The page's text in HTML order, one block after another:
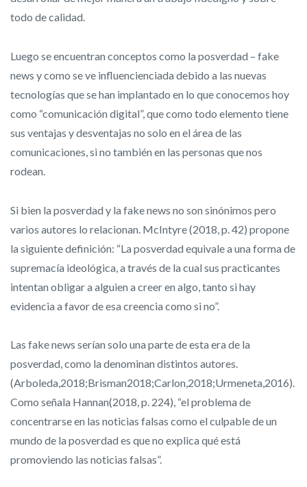
todo de calidad.
Luego se encuentran conceptos como la posverdad – fake
news y como se ve influencienciada debido a las nuevas
tecnologías que se han implantado en lo que conocemos hoy
como “comunicación digital”, que como todo elemento tiene
sus ventajas y desventajas no solo en el área de las
comunicaciones, si no también en las personas que nos
rodean.
Si bien la posverdad y la fake news no son sinónimos pero
varios autores lo relacionan. McIntyre (2018, p. 42) propone
la siguiente definición: “La posverdad equivale a una forma de
supremacía ideológica, a través de la cual sus practicantes
intentan obligar a alguien a creer en algo, tanto si hay
evidencia a favor de esa creencia como si no”.
Las fake news serían solo una parte de esta era de la
posverdad, como la denominan distintos autores.
(Arboleda,2018;Brisman2018;Carlon,2018;Urmeneta,2016).
Como señala Hannan(2018, p. 224), “el problema de
concentrarse en las noticias falsas como el culpable de un
mundo de la posverdad es que no explica qué está
promoviendo las noticias falsas”.